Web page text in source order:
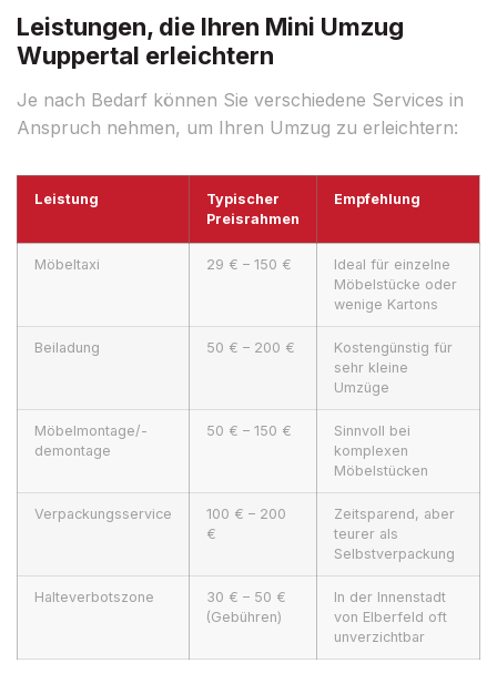
Leistungen, die Ihren Mini Umzug
Wuppertal erleichtern
Je nach Bedarf können Sie verschiedene Services in
Anspruch nehmen, um Ihren Umzug zu erleichtern:
Leistung
Typischer
Preisrahmen
Empfehlung
Möbeltaxi 29 € – 150 €
Ideal für einzelne
Möbelstücke oder
wenige Kartons
Beiladung 50 € – 200 €
Kostengünstig für
sehr kleine
Umzüge
Möbelmontage/-
demontage
50 € – 150 €
Sinnvoll bei
komplexen
Möbelstücken
Verpackungsservice
100 € – 200
€
Zeitsparend, aber
teurer als
Selbstverpackung
Halteverbotszone
30 € – 50 €
(Gebühren)
In der Innenstadt
von Elberfeld oft
unverzichtbar